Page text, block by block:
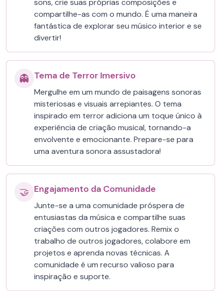
sons, crie suas próprias composições e
compartilhe-as com o mundo. É uma maneira
fantástica de explorar seu músico interior e se
divertir!
👻 Tema de Terror Imersivo
Mergulhe em um mundo de paisagens sonoras
misteriosas e visuais arrepiantes. O tema
inspirado em terror adiciona um toque único à
experiência de criação musical, tornando-a
envolvente e emocionante. Prepare-se para
uma aventura sonora assustadora!
🤝 Engajamento da Comunidade
Junte-se a uma comunidade próspera de
entusiastas da música e compartilhe suas
criações com outros jogadores. Remix o
trabalho de outros jogadores, colabore em
projetos e aprenda novas técnicas. A
comunidade é um recurso valioso para
inspiração e suporte.